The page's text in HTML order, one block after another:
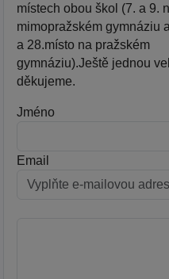
místech obou škol (7. a 9.
mimopražském gymnáziu
a 28.místo na pražském
gymnáziu).Ještě jednou
děkujeme.
Jméno
Email